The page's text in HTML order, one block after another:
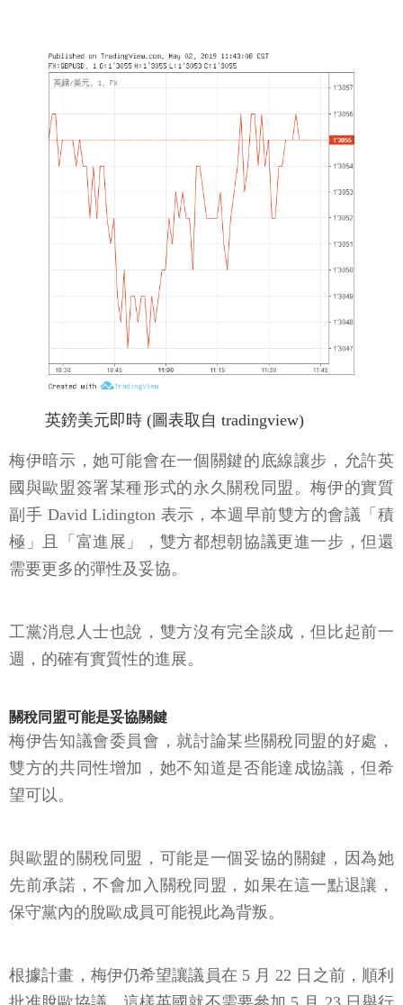
英鎊美元即時 (圖表取自 tradingview)
梅伊暗示，她可能會在一個關鍵的底線讓步，允許英
國與歐盟簽署某種形式的永久關稅同盟。梅伊的實質
副手 David Lidington 表示，本週早前雙方的會議「積
極」且「富進展」，雙方都想朝協議更進一步，但還
需要更多的彈性及妥協。
工黨消息人士也說，雙方沒有完全談成，但比起前一
週，的確有實質性的進展。
關稅同盟可能是妥協關鍵
梅伊告知議會委員會，就討論某些關稅同盟的好處，
雙方的共同性增加，她不知道是否能達成協議，但希
望可以。
與歐盟的關稅同盟，可能是一個妥協的關鍵，因為她
先前承諾，不會加入關稅同盟，如果在這一點退讓，
保守黨內的脫歐成員可能視此為背叛。
根據計畫，梅伊仍希望讓議員在 5 月 22 日之前，順利